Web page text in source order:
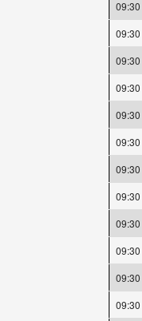
09:30
09:30
09:30
09:30
09:30
09:30
09:30
09:30
09:30
09:30
09:30
09:30